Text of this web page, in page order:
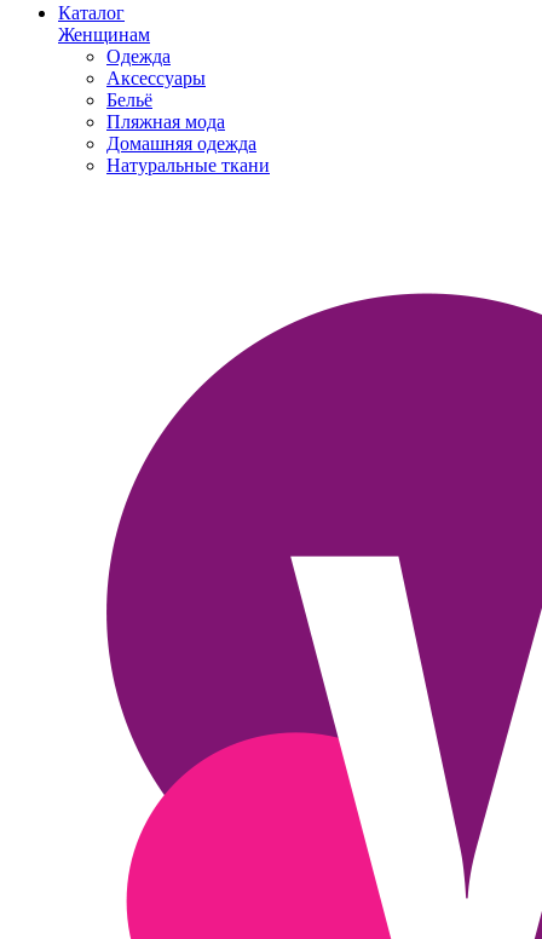
Каталог
Женщинам
Одежда
Аксессуары
Бельё
Пляжная мода
Домашняя одежда
Натуральные ткани